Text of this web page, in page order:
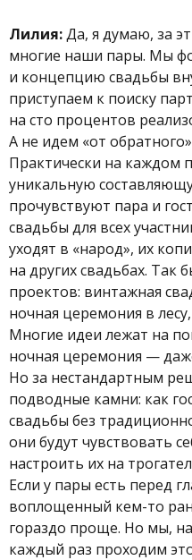
Лилия:Да, я думаю, за
многие наши пары. Мы
и концепцию свадьбы
приступаем к поиску
на сто процентов
А не идем «от
Практически на каждом
уникальную
прочувствуют пара и
свадьбы для всех
уходят в «народ», их
на других свадьбах. Так
проектов: винтажная
ночная церемония в
Многие идеи лежат на
ночная церемония —
Но за нестандартным
подводные камни: как
свадьбы без
они будут чувствовать
настроить их на
Если у пары есть перед
воплощенный кем-то
гораздо проще. Но мы,
каждый раз проходим